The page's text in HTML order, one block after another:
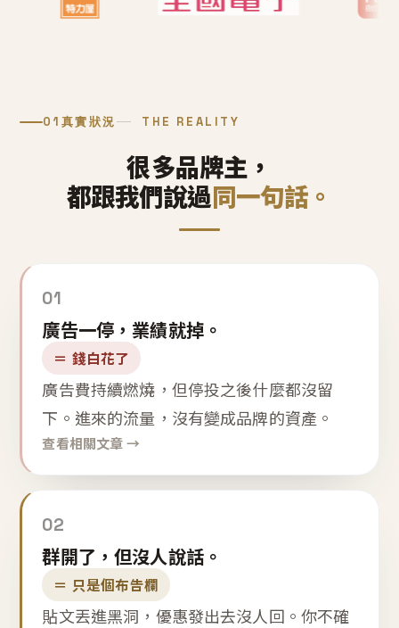
01 真實狀況 THE REALITY
很多品牌主，
都跟我們說過同一句話。
01
廣告一停，業績就掉。
＝ 錢白花了
廣告費持續燃燒，但停投之後什麼都沒留
下。進來的流量，沒有變成品牌的資產。
查看相關文章 →
02
群開了，但沒人說話。
＝ 只是個布告欄
貼文丟進黑洞，優惠發出去沒人回。你不確